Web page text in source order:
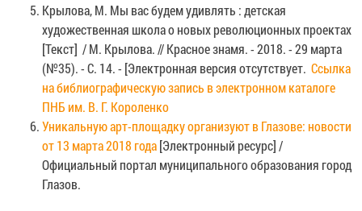
Крылова, М. Мы вас будем удивлять : детская
художественная школа о новых революционных проектах
[Текст] / М. Крылова. // Красное знамя. - 2018. - 29 марта
(№35). - С. 14. - [Электронная версия отсутствует. Ссылка
на библиографическую запись в электронном каталоге
ПНБ им. В. Г. Короленко
Уникальную арт-площадку организуют в Глазове: новости
от 13 марта 2018 года[Электронный ресурс] /
Официальный портал муниципального образования город
Глазов.